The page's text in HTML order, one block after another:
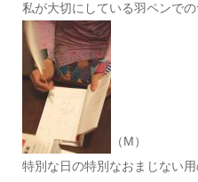
私が大切にしている羽ペンでの
（M）
特別な日の特別なおまじない用